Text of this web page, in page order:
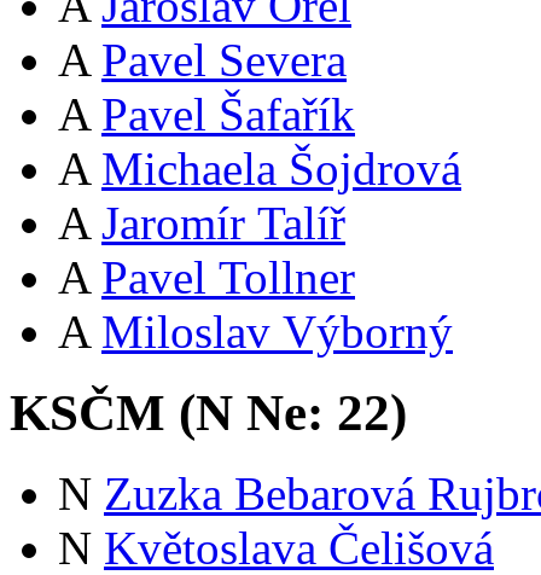
A Pavel Severa
A Pavel Šafařík
A Michaela Šojdrová
A Jaromír Talíř
A Pavel Tollner
A Miloslav Výborný
KSČM (N Ne: 22)
N Zuzka Bebarová
N Květoslava Čelišová